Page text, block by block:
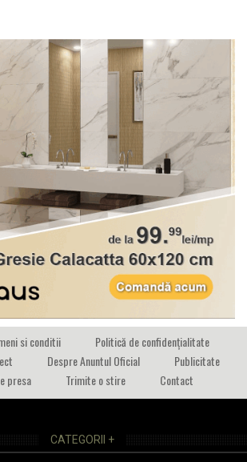
si conditii
Politică de confidențialitate
Despre Anuntul Oficial
Publicitate
presa
Trimite o stire Contact
CATEGORII +